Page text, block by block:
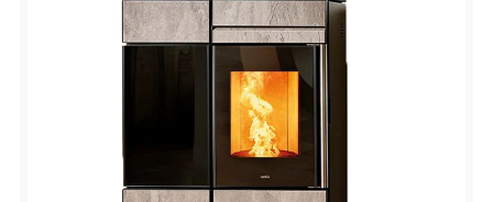
Son fonctionnement est pensé pour un
usage pratique au quotidien, avec ventilation
frontale entièrement désactivable, contrôle
automatique de la combustion et poêle
étanche. Disponible en plusieurs coloris, il
s’intègre facilement dans différents
intérieurs.